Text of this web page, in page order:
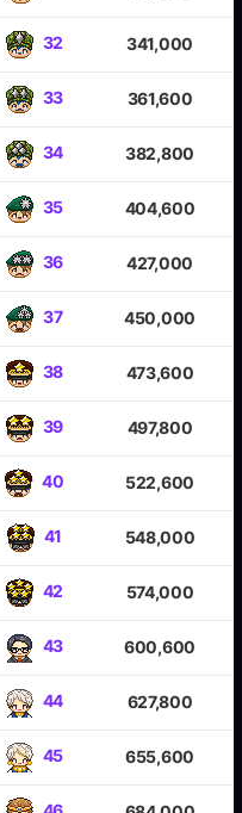
32 341,000
33 361,600
34 382,800
35 404,600
36 427,000
37 450,000
38 473,600
39 497,800
40 522,600
41 548,000
42 574,000
43 600,600
44 627,800
45 655,600